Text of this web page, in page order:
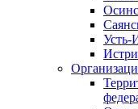
Усть-